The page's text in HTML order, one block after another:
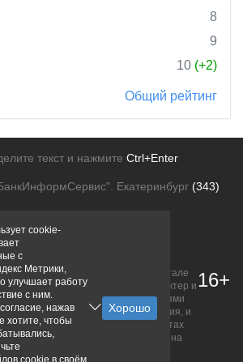
8
9
10 (+2)
Общий рейтинг
текст и нажмите Ctrl+Enter
Екатеринбург (343)
Для рекламодателей
банков, размещенная на портале
ознакомительный характер и
офертой, определяемой положениями
точного и полного описания, и
условия уточняйте на сайтах
обращении. Исключительное право на
их правообладателям.
16+
cookie-
с
Метрики,
улучшает работу
с ним.
нажав
хотите, чтобы
cookie в своём